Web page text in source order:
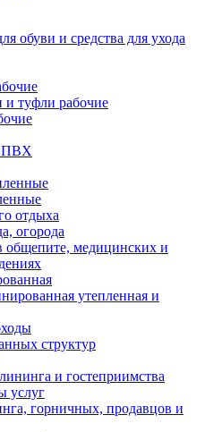
обуви и средства для ухода
туфли рабочие
ПВХ
отдыха
огорода
общепите, медицинских и
утепленная и
структур
и гостеприимства
услуг
горничных, продавцов и